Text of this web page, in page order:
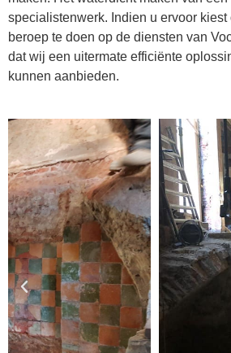
specialistenwerk. Indien u ervoor kiest
beroep te doen op de diensten van
dat wij een uitermate efficiënte
kunnen aanbieden.